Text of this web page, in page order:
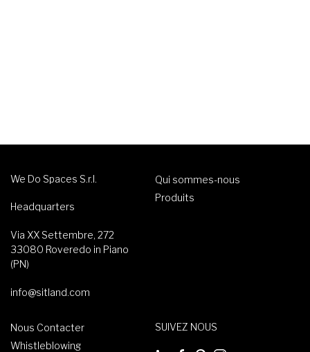
We Do Spaces S.r.l.
Headquarters
Via XX Settembre, 272
33080 Roveredo in Piano
(PN)
info@sitland.com
Qui sommes-nous
Produits
Nous Contacter
Whistleblowing
SUIVEZ NOUS